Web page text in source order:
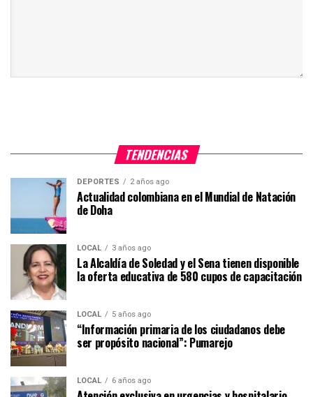
TENDENCIAS
DEPORTES 2 años ago
Actualidad colombiana en el Mundial de Natación
de Doha
LOCAL 3 años ago
La Alcaldía de Soledad y el Sena tienen disponible
la oferta educativa de 580 cupos de capacitación
LOCAL 5 años ago
“Información primaria de los ciudadanos debe
ser propósito nacional”: Pumarejo
LOCAL 6 años ago